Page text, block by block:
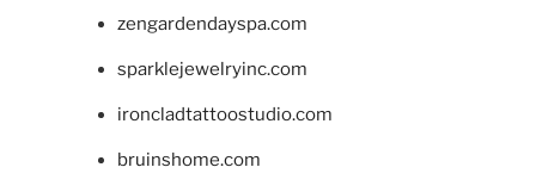
zengardendayspa.com
sparklejewelryinc.com
ironcladtattoostudio.com
bruinshome.com